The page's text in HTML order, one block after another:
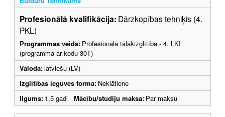
Profesionālā kvalifikācija: Dārzkopības tehniķis (4.
PKL)
Programmas veids: Profesionālā tālākizglītība - 4. LKI
(programma ar kodu 30T)
Valoda:latviešu (LV)
Izglītības ieguves forma: Neklātiene
Ilgums: 1,5 gadi Mācību/studiju maksa: Par maksu